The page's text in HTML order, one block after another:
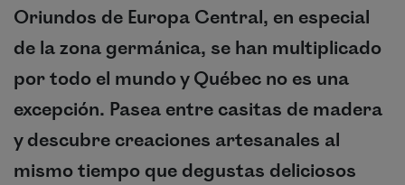
Oriundos de Europa Central, en especial
de la zona germánica, se han multiplicado
por todo el mundo y Québec no es una
excepción. Pasea entre casitas de madera
y descubre creaciones artesanales al
mismo tiempo que degustas deliciosos